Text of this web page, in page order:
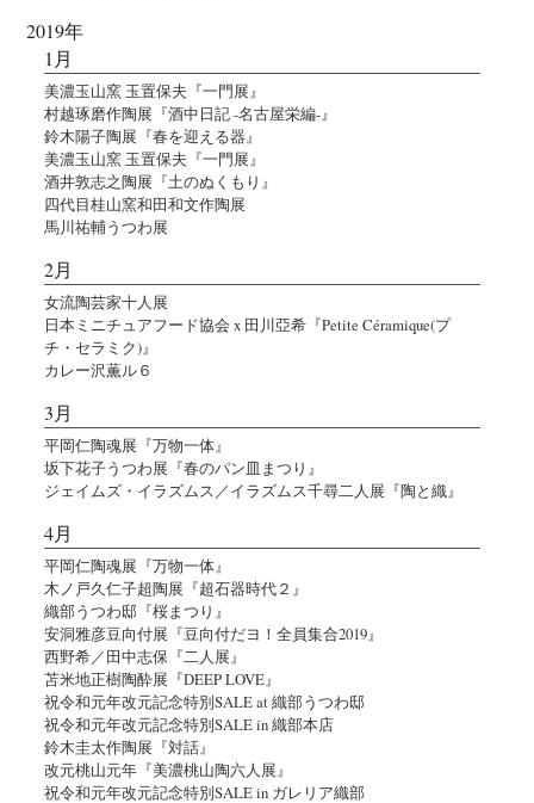
2019年
1月
美濃玉山窯 玉置保夫『一門展』
村越琢磨作陶展『酒中日記 -名古屋栄編-』
鈴木陽子陶展『春を迎える器』
美濃玉山窯 玉置保夫『一門展』
酒井敦志之陶展『土のぬくもり』
四代目桂山窯和田和文作陶展
馬川祐輔うつわ展
2月
女流陶芸家十人展
日本ミニチュアフード協会 x 田川亞希『Petite Céramique(プ
チ・セラミク)』
カレー沢薫ル６
3月
平岡仁陶魂展『万物一体』
坂下花子うつわ展『春のパン皿まつり』
ジェイムズ・イラズムス／イラズムス千尋二人展『陶と織』
4月
平岡仁陶魂展『万物一体』
木ノ戸久仁子超陶展『超石器時代２』
織部うつわ邸『桜まつり』
安洞雅彦豆向付展『豆向付だヨ！全員集合2019』
西野希／田中志保『二人展』
苫米地正樹陶酔展『DEEP LOVE』
祝令和元年改元記念特別SALE at 織部うつわ邸
祝令和元年改元記念特別SALE in 織部本店
鈴木圭太作陶展『対話』
改元桃山元年『美濃桃山陶六人展』
祝令和元年改元記念特別SALE in ガレリア織部